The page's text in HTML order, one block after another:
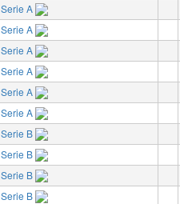
Serie A
Serie A
Serie A
Serie A
Serie A
Serie A
Serie B
Serie B
Serie B
Serie B